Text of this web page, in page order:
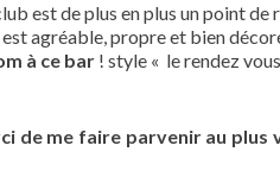
est de plus en plus un point
est agréable, propre et bien
à ce bar ! style « le rendez
de me faire parvenir au